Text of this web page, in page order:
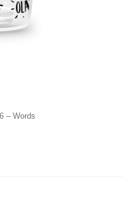
– Words